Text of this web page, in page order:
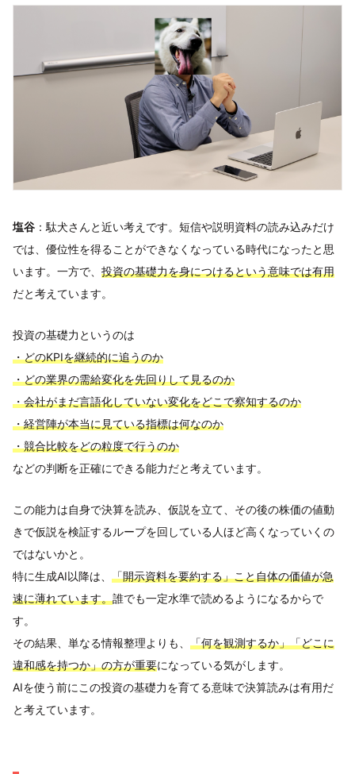
塩谷 ：駄犬さんと近い考えです。短信や説明資料の読み込みだけ
では、優位性を得ることができなくなっている時代になったと思
います。一方で、 投資の基礎力を身につけるという意味では有用
だと考えています。
投資の基礎力というのは
・どのKPIを継続的に追うのか
・どの業界の需給変化を先回りして見るのか
・会社がまだ言語化していない変化をどこで察知するのか
・経営陣が本当に見ている指標は何なのか
・競合比較をどの粒度で行うのか
などの判断を正確にできる能力だと考えています。
この能力は自身で決算を読み、仮説を立て、その後の株価の値動
きで仮説を検証するループを回している人ほど高くなっていくの
ではないかと。
特に生成AI以降は、 「開示資料を要約する」こと自体の価値が急
速に薄れています。誰でも一定水準で読めるようになるからで
す。
その結果、単なる情報整理よりも、 「何を観測するか」「どこに
違和感を持つか」の方が重要になっている気がします。
AIを使う前にこの投資の基礎力を育てる意味で決算読みは有用だ
と考えています。